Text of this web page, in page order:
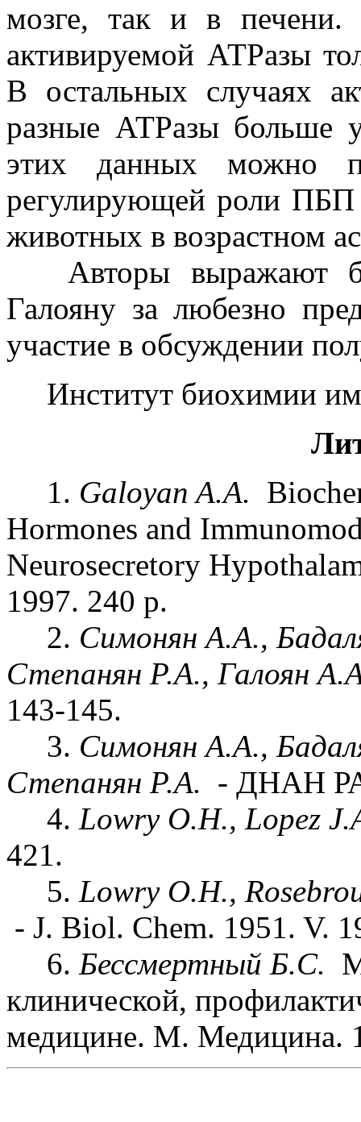
мозге, так и в печени.
активируемой АТРазы
В остальных случаях
разные АТРазы больше
этих данных можно
регулирующей роли ПБП
животных в возрастном
Авторы выражают
Галояну за любезно
участие в обсуждении
Институт биохимии
1. Galoyan A.A.
Hormones and
Neurosecretory
1997. 240 p.
2. Симонян А.А.,
Степанян Р.А., Галоян
143-145.
3. Симонян А.А.,
Степанян Р.А. - ДНАН
4. Lowry O.H., Lopez
421.
5. Lowry O.H.,
- J. Biol. Chem. 1951. V.
6. Бессмертный Б.С.
клинической,
медицине. М. Медицина.